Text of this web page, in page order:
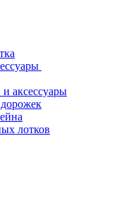
аксессуары
лотков